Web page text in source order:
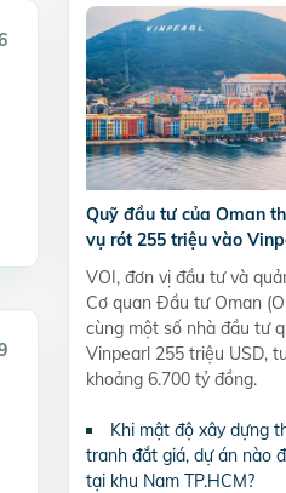
Quỹ đầu tư của Oman
vụ rót 255 triệu vào
VOI, đơn vị đầu tư và
Cơ quan Đầu tư Oman
cùng một số nhà đầu tư
Vinpearl 255 triệu USD,
khoảng 6.700 tỷ đồng.
Khi mật độ xây dựng
tranh đắt giá, dự án nào
tại khu Nam TP.HCM?